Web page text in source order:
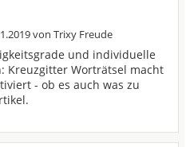
vonTrixy Freude
und individuelle
Kreuzgitter Worträtsel macht
- ob es auch was zu